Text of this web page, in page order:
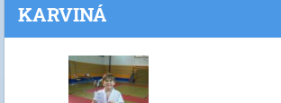
KARVINÁ